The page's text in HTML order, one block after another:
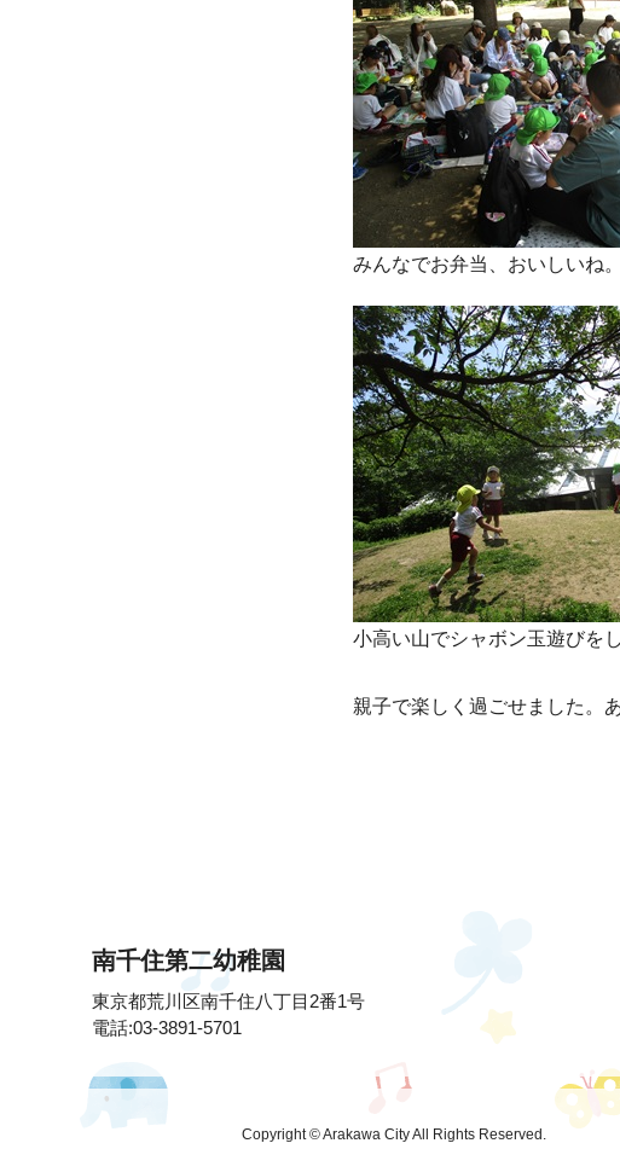
みんなでお弁当、おいしいね。
小高い山でシャボン玉遊びを
親子で楽しく過ごせました。
南千住第二幼稚園
東京都荒川区南千住八丁目2番1号
電話:03-3891-5701
Copyright © Arakawa City All Rights Reserved.